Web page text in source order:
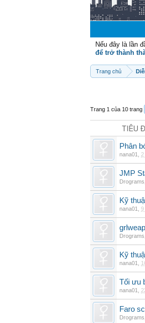
Nếu đây là lần
để trở thành
Trang chủ
Trang 1 của 10 trang
TIÊU
Phân
nana01
JMP
Drograms
Kỹ
nana01 9
Drograms
Kỹ
nana01
Tối ưu
nana01
Faro
Drograms